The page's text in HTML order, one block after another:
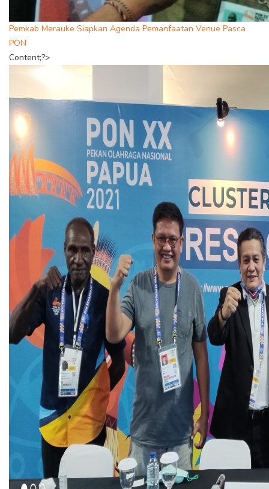
Pemkab Merauke Siapkan Agenda Pemanfaatan Venue Pasca
PON
Content;?>